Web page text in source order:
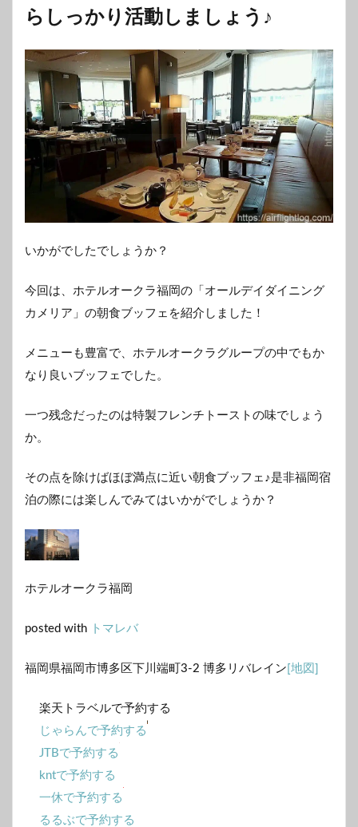
らしっかり活動しましょう♪
いかがでしたでしょうか？
今回は、ホテルオークラ福岡の「オールデイダイニング
カメリア」の朝食ブッフェを紹介しました！
メニューも豊富で、ホテルオークラグループの中でもか
なり良いブッフェでした。
一つ残念だったのは特製フレンチトーストの味でしょう
か。
その点を除けばほぼ満点に近い朝食ブッフェ♪是非福岡宿
泊の際には楽しんでみてはいかがでしょうか？
ホテルオークラ福岡
posted with トマレバ
福岡県福岡市博多区下川端町3-2 博多リバレイン [地図]
楽天トラベルで予約する
じゃらんで予約する
JTBで予約する
kntで予約する
一休で予約する
るるぶで予約する